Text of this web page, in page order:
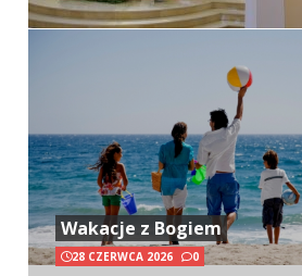
Wakacje z Bogiem
28 CZERWCA 2026 0